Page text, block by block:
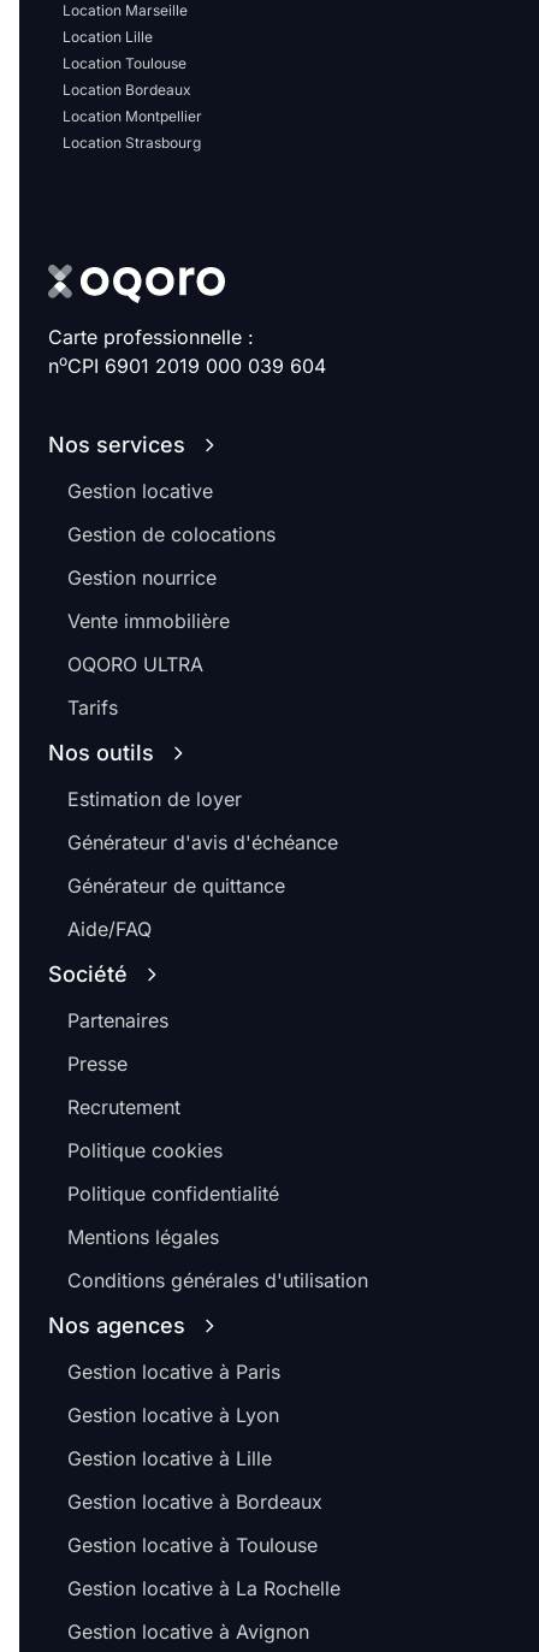
Location Marseille
Location Lille
Location Toulouse
Location Bordeaux
Location Montpellier
Location Strasbourg
Carte professionnelle :
noCPI 6901 2019 000 039 604
Nos services
Gestion locative
Gestion de colocations
Gestion nourrice
Vente immobilière
OQORO ULTRA
Tarifs
Nos outils
Estimation de loyer
Générateur d'avis d'échéance
Générateur de quittance
Aide/FAQ
Société
Partenaires
Presse
Recrutement
Politique cookies
Politique confidentialité
Mentions légales
Conditions générales d'utilisation
Nos agences
Gestion locative à Paris
Gestion locative à Lyon
Gestion locative à Lille
Gestion locative à Bordeaux
Gestion locative à Toulouse
Gestion locative à La Rochelle
Gestion locative à Avignon